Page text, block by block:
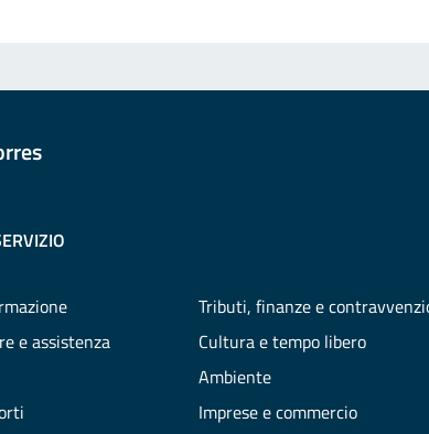
e assistenza
Tributi, finanze e
Cultura e tempo libero
Ambiente
Imprese e commercio